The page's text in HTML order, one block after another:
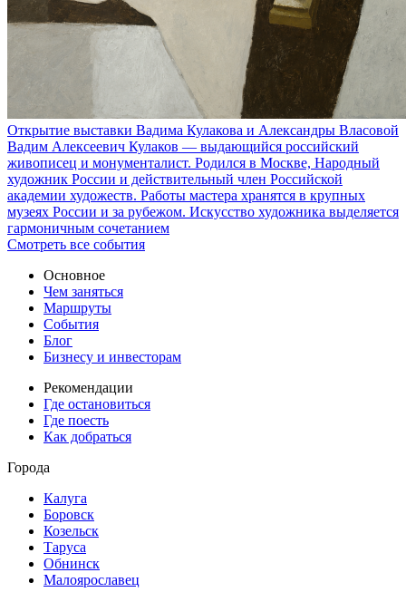
Открытие выставки Вадима Кулакова и Александры Власовой
Вадим Алексеевич Кулаков — выдающийся российский
живописец и монументалист. Родился в Москве, Народный
художник России и действительный член Российской
академии художеств. Работы мастера хранятся в крупных
музеях России и за рубежом. Искусство художника выделяется
гармоничным сочетанием
Смотреть все события
Основное
Чем заняться
Маршруты
События
Блог
Бизнесу и инвесторам
Рекомендации
Где остановиться
Где поесть
Как добраться
Города
Калуга
Боровск
Козельск
Таруса
Обнинск
Малоярославец